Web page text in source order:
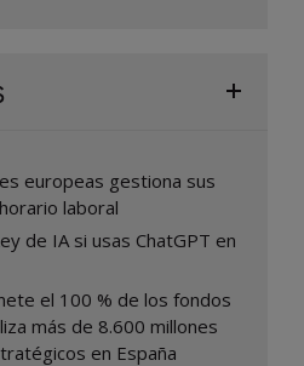
europeas gestiona sus
laboral
de IA si usas ChatGPT en
el 100 % de los fondos
más de 8.600 millones
en España